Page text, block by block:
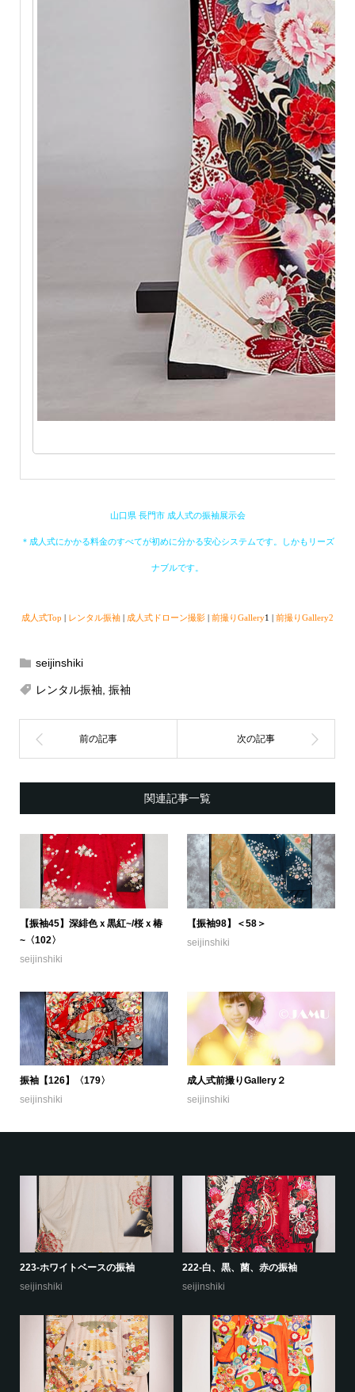
山口県 長門市 成人式の振袖展示会
＊成人式にかかる料金のすべてが初めに分かる安心システムです。しかもリーズ
ナブルです。
成人式Top レンタル振袖 成人式ドローン撮影 前撮りGallery1 | 前撮りGallery2
seijinshiki
レンタル振袖, 振袖
関連記事一覧
【振袖45】深緋色ｘ黒紅~/桜ｘ椿
~〈102〉
seijinshiki
【振袖98】＜58＞
seijinshiki
振袖【126】〈179〉
seijinshiki
成人式前撮りGallery２
seijinshiki
223-ホワイトベースの振袖
seijinshiki
222-白、黒、菌、赤の振袖
seijinshiki